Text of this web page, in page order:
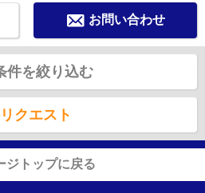
お問い合わせ
件を絞り込む
クエスト
ジトップに戻る